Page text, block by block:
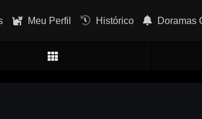
Meu Perfil Histórico Doramas